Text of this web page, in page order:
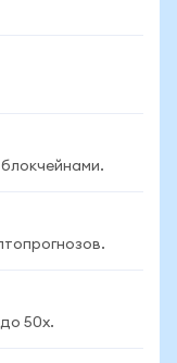
50x.